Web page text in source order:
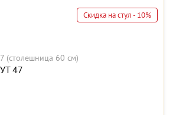
Скидка на стул - 10%
(столешница 60 см)
47